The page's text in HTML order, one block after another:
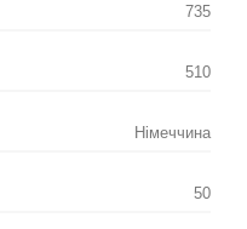
735
510
Німеччина
50